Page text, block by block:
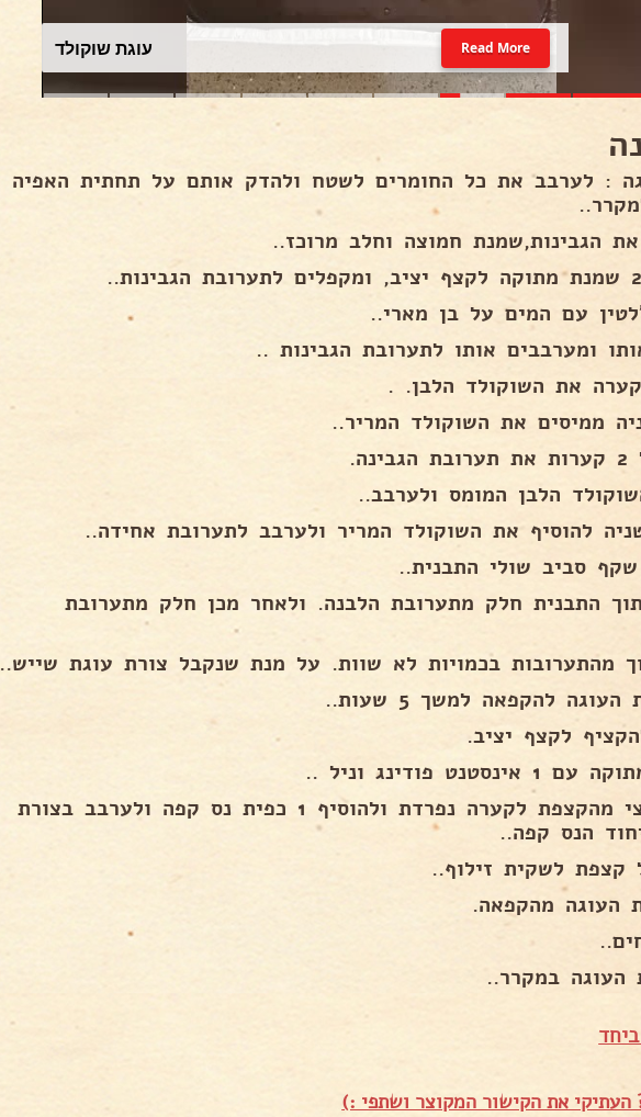
עוגת שוקולד Read More
: לערבב את כל החומרים לשטח ולהדק אותם על תחתית האפיה
הגבינות,שמנת חמוצה וחלב מרוכז..
עם המים על בן מארי..
ומערבבים אותו לתערובת הגבינות ..
את השוקולד הלבן. .
ממיסים את השוקולד המריר..
הלבן המומס ולערבב..
להוסיף את השוקולד המריר ולערבב לתערובת אחידה..
סביב שולי התבנית..
התבנית חלק מתערובת הלבנה. ולאחר מכן חלק מתערובת
מהתערובות בכמויות לא שוות. על מנת שנקבל צורת עוגת שייש..
להקפאה למשך 5 שעות..
לקצף יציב.
להוציא חצי מהקצפת לקערה נפרדת ולהוסיף 1 כפית נס קפה ולערבב בצורת
הנס קפה..
קצפת לשקית זילוף..
העוגה מהקפאה.
העוגה במקרר..
העתיקי את הקישור המקוצר ושתפי :)